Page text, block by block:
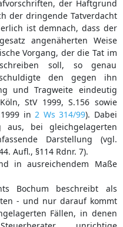
der Haftgrund
der dringende Tatverdacht
ist demnach, dass der
angenäherten Weise
Vorgang, der die Tat im
soll, so genau
den gegen ihn
und Tragweite eindeutig
StV 1999, S.156 sowie
in 2 Ws 314/99). Dabei
aus, bei gleichgelagerten
Darstellung (vgl.
Aufl., §114 Rdnr. 7).
in ausreichendem Maße
Bochum beschreibt als
- und nur darauf kommt
Fällen, in denen